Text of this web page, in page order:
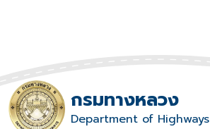
กรมทางหลวง
Department of Highways